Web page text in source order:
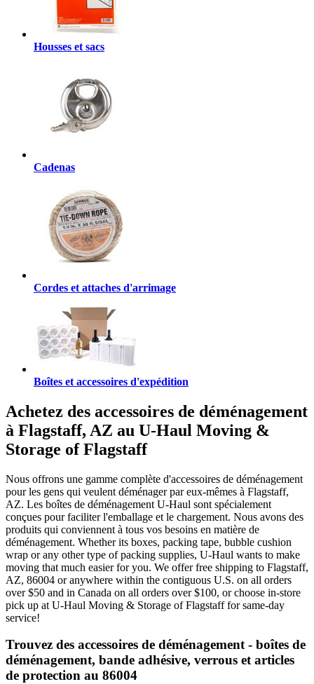
Housses et sacs
Cadenas
Cordes et attaches d'arrimage
Boîtes et accessoires d'expédition
Achetez des accessoires de déménagement
à Flagstaff, AZ au U-Haul Moving &
Storage of Flagstaff
Nous offrons une gamme complète d'accessoires de déménagement
pour les gens qui veulent déménager par eux-mêmes à Flagstaff,
AZ. Les boîtes de déménagement U-Haul sont spécialement
conçues pour faciliter l'emballage et le chargement. Nous avons des
produits qui conviennent à tous vos besoins en matière de
déménagement. Whether its boxes, packing tape, bubble cushion
wrap or any other type of packing supplies, U-Haul wants to make
moving that much easier for you. We offer free shipping to Flagstaff,
AZ, 86004 or anywhere within the contiguous U.S. on all orders
over $50 and in Canada on all orders over $100, or choose in-store
pick up at U-Haul Moving & Storage of Flagstaff for same-day
service!
Trouvez des accessoires de déménagement - boîtes de
déménagement, bande adhésive, verrous et articles
de protection au 86004